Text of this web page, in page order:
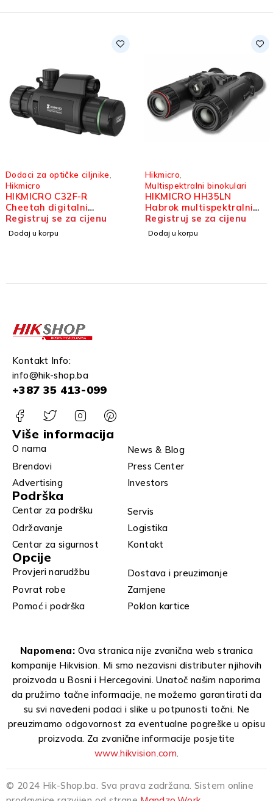
Dodaci za optičke ciljnike
Hikmicro
HIKMICRO C32F-R
Cheetah digitalni
dodatak za optički ciljnik
Registruj se za cijenu
Dodaj u korpu
Hikmicro
Multispektralni binokulari
HIKMICRO HH35LN
Habrok multispektralni
binokular
Registruj se za cijenu
Dodaj u korpu
Kontakt Info:
info@hik-shop.ba
+387 35 413-099
Više informacija
O nama
News & Blog
Brendovi
Press Center
Advertising
Investors
Podrška
Centar za podršku
Servis
Održavanje
Logistika
Centar za sigurnost
Kontakt
Opcije
Provjeri narudžbu
Dostava i preuzimanje
Povrat robe
Zamjene
Pomoć i podrška
Poklon kartice
Napomena: Ova stranica nije zvanična web stranica
kompanije Hikvision. Mi smo nezavisni distributer njihovih
proizvoda u Bosni i Hercegovini. Unatoč našim naporima
da pružimo tačne informacije, ne možemo garantirati da
su svi navedeni podaci i slike u potpunosti točni. Ne
preuzimamo odgovornost za eventualne pogreške u opisu
proizvoda. Za zvanične informacije posjetite
www.hikvision.com.
© 2024 Hik-Shop.ba. Sva prava zadržana. Sistem online